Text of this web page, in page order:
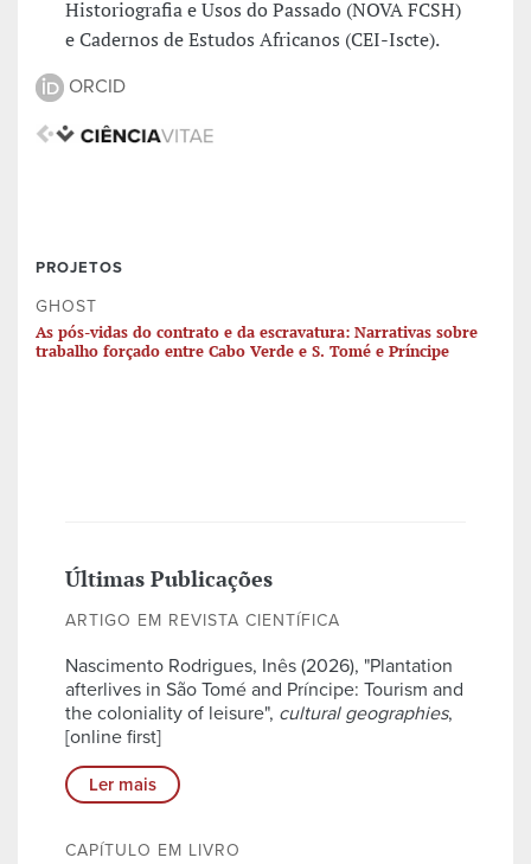
Historiografia e Usos do Passado (NOVA FCSH)
e Cadernos de Estudos Africanos (CEI-Iscte).
ORCID
PROJETOS
GHOST
As pós-vidas do contrato e da escravatura: Narrativas sobre
trabalho forçado entre Cabo Verde e S. Tomé e Príncipe
Últimas Publicações
ARTIGO EM REVISTA CIENTÍFICA
Nascimento Rodrigues, Inês (2026), "Plantation
afterlives in São Tomé and Príncipe: Tourism and
the coloniality of leisure", cultural geographies,
[online first]
Ler mais
CAPÍTULO EM LIVRO